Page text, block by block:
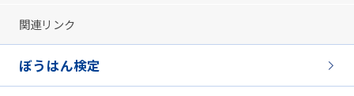
関連リンク
ぼうはん検定